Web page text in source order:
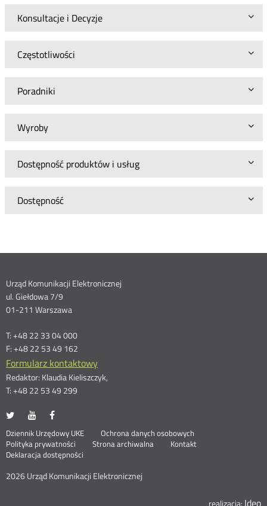
Konsultacje i Decyzje
Częstotliwości
Poradniki
Wyroby
Dostępność produktów i usług
Dostępność
Dane
kontaktowe
Urząd Komunikacji Elektronicznej
ul. Giełdowa 7/9
01-211 Warszawa
T: +48 22 33 04 000
F: +48 22 53 49 162
Formularz kontaktowy
Redaktor: Klaudia Kieliszczyk,
T: +48 22 53 49 299
UKE
portalu
Twitter
Otwórz
nowym
oknie
UKE
portalu
Youtube
Otwórz
nowym
oknie
portalu
Facebook
nowym
oknie
Stopka
menu
Dziennik Urzędowy UKE Otwórz
Ochrona danych osobowych
Polityka prywatności
Otwórz
w
oknie
Strona archiwalna
Kontakt
Deklaracja dostępności
2026 Urząd Komunikacji Elektronicznej
realizacja: Ideo